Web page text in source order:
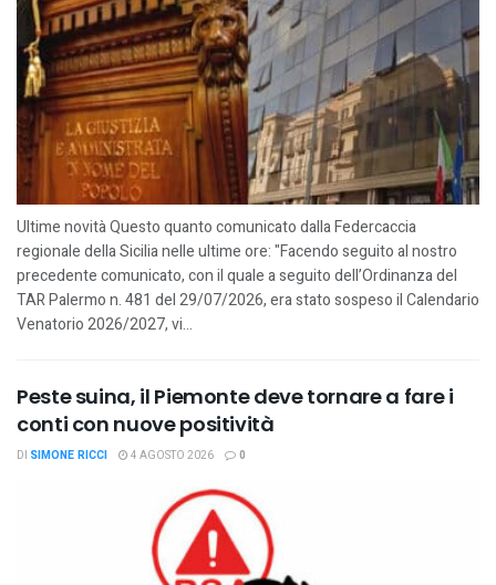
Ultime novità Questo quanto comunicato dalla Federcaccia
regionale della Sicilia nelle ultime ore: "Facendo seguito al nostro
precedente comunicato, con il quale a seguito dell’Ordinanza del
TAR Palermo n. 481 del 29/07/2026, era stato sospeso il Calendario
Venatorio 2026/2027, vi...
Peste suina, il Piemonte deve tornare a fare i
conti con nuove positività
DI SIMONE RICCI 4 AGOSTO 2026 0